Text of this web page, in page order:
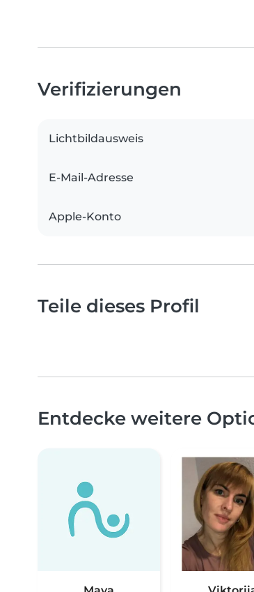
Verifizierungen
Lichtbildausweis
E-Mail-Adresse
Apple-Konto
Teile dieses Profil
Entdecke weitere